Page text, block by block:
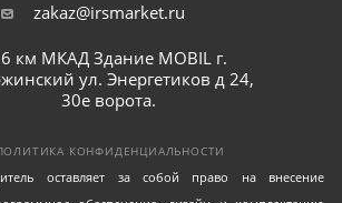
zakaz@irsmarket.ru
км МКАД Здание MOBIL г.
ул. Энергетиков д 24,
30е ворота.
КОНФИДЕНЦИАЛЬНОСТИ
оставляет за собой право на внесение